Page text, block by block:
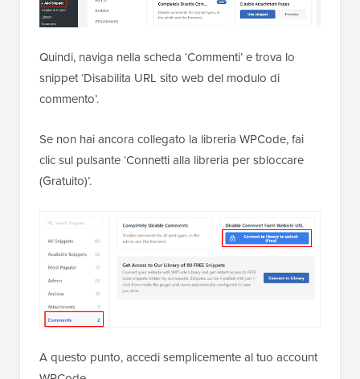
Quindi, naviga nella scheda ‘Commenti’ e trova lo
snippet ‘Disabilita URL sito web del modulo di
commento’.
Se non hai ancora collegato la libreria WPCode, fai
clic sul pulsante ‘Connetti alla libreria per sbloccare
(Gratuito)’.
A questo punto, accedi semplicemente al tuo account